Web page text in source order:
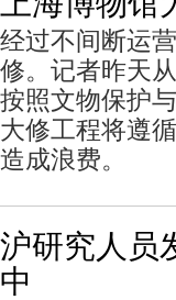
经过不间断运
修。记者昨天
按照文物保护
大修工程将遵
造成浪费。
沪研究人员
中